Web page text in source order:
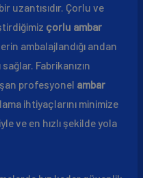
uzantısıdır. Çorlu ve
çorlu ambar
ambalajlandığı andan
Fabrikanızın
profesyonel ambar
ihtiyaçlarını minimize
ve en hızlı şekilde yola